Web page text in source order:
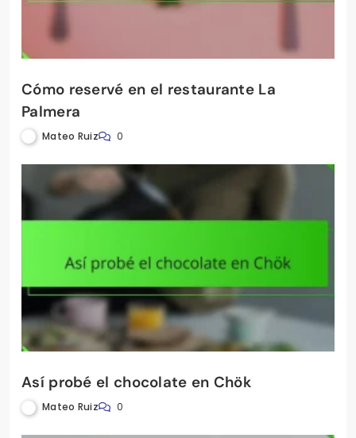
Cómo reservé en el restaurante La
Palmera
Mateo Ruiz 0
Así probé el chocolate en Chök
Mateo Ruiz 0